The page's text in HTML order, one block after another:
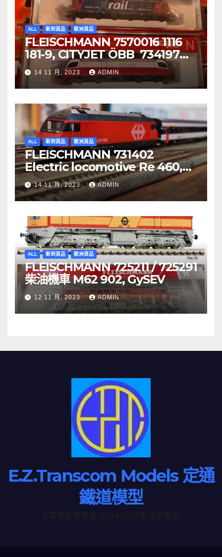
ALL 新到貨品 歐洲貨品
FLEISCHMANN 7570016 1116
181-9, CITYJET ÖBB 734197
Re 620 088-5, SBB Cargo
14 11 月, 2023 ADMIN
ALL 新到貨品 歐洲貨品
FLEISCHMANN 731402
Electric locomotive Re 460,
SBB
14 11 月, 2023 ADMIN
ALL 新到貨品 歐洲貨品
FLEISCHMANN 725211 / 725291
柴油機車 M62 902, GySEV
12 11 月, 2023 ADMIN
E.Z.Transcom Models 定通
鐵道模型